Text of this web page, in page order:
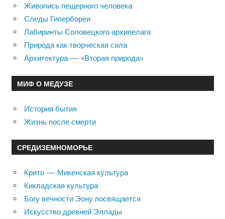
Живопись пещерного человека
Следы Гипербореи
Лабиринты Соловецкого архипелага
Природа как творческая сила
Архитектура — «Вторая природа»
МИФ О МЕДУЗЕ
История бытия
Жизнь после смерти
СРЕДИЗЕМНОМОРЬЕ
Крито — Микенская культура
Кикладская культура
Богу вечности Эону посвящается
Искусство древней Эллады